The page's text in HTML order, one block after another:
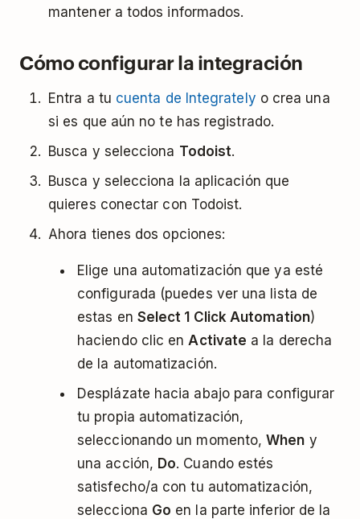
mantener a todos informados.
Cómo configurar la integración
Entra a tu cuenta de Integrately o crea una
si es que aún no te has registrado.
Busca y selecciona Todoist.
Busca y selecciona la aplicación que
quieres conectar con Todoist.
Ahora tienes dos opciones:
Elige una automatización que ya esté
configurada (puedes ver una lista de
estas en Select 1 Click Automation)
haciendo clic enActivate a la derecha
de la automatización.
Desplázate hacia abajo para configurar
tu propia automatización,
seleccionando un momento,When y
una acción, Do. Cuando estés
satisfecho/a con tu automatización,
selecciona Go en la parte inferior de la